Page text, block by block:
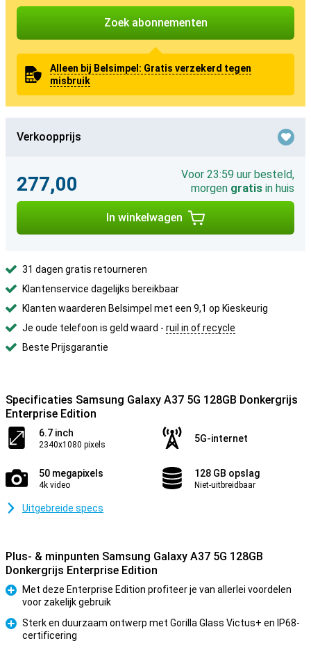
Zoek abonnementen
Alleen bij Belsimpel: Gratis verzekerd tegen
misbruik
Verkoopprijs
277,00
Voor 23:59 uur besteld,
morgen gratis in huis
In winkelwagen
31 dagen gratis retourneren
Klantenservice dagelijks bereikbaar
Klanten waarderen Belsimpel met een 9,1 op Kieskeurig
Je oude telefoon is geld waard - ruil in of recycle
Beste Prijsgarantie
Specificaties Samsung Galaxy A37 5G 128GB Donkergrijs
Enterprise Edition
6.7 inch
2340x1080 pixels
5G-internet
50 megapixels
4k video
128 GB opslag
Niet-uitbreidbaar
Uitgebreide specs
Plus- & minpunten Samsung Galaxy A37 5G 128GB
Donkergrijs Enterprise Edition
Pluspunt
Met deze Enterprise Edition profiteer je van allerlei voordelen
voor zakelijk gebruik
Pluspunt
Sterk en duurzaam ontwerp met Gorilla Glass Victus+ en IP68-
certificering